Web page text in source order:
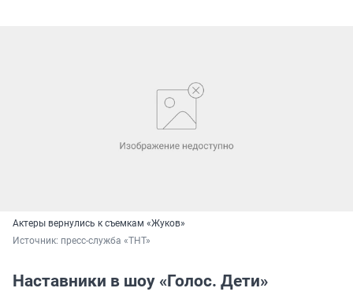
Актеры вернулись к съемкам «Жуков»
Источник: пресс-служба «ТНТ»
Наставники в шоу «Голос. Дети»